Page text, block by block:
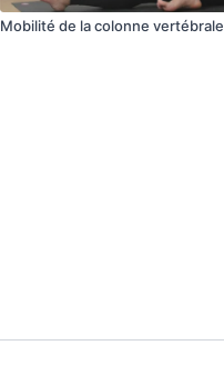
Mobilité de la colonne vertébrale